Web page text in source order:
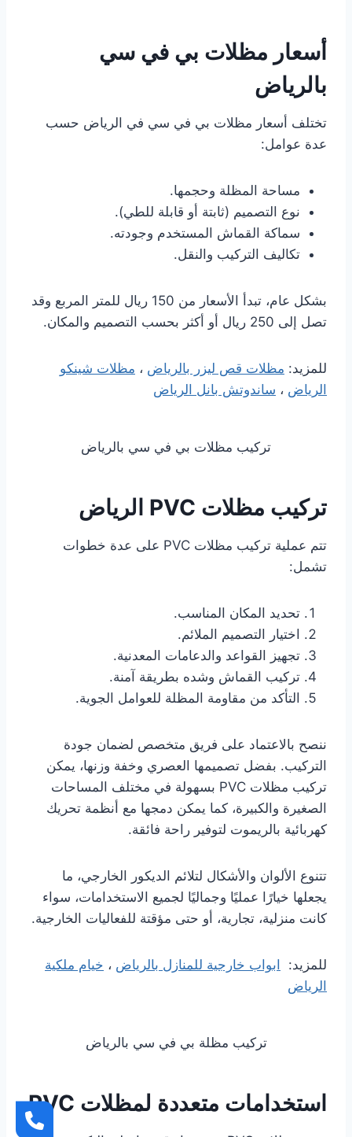
أسعار مظلات بي في سي
بالرياض
تختلف أسعار مظلات بي في سي في الرياض حسب
عدة عوامل:
مساحة المظلة وحجمها.
نوع التصميم (ثابتة أو قابلة للطي).
سماكة القماش المستخدم وجودته.
تكاليف التركيب والنقل.
بشكل عام، تبدأ الأسعار من 150 ريال للمتر المربع وقد
تصل إلى 250 ريال أو أكثر بحسب التصميم والمكان.
للمزيد: مظلات قص ليزر بالرياض ، مظلات شينكو
الرياض ، ساندوتش بانل الرياض
تركيب مظلات بي في سي بالرياض
تركيب مظلات PVC الرياض
تتم عملية تركيب مظلات PVC على عدة خطوات
تشمل:
تحديد المكان المناسب.
اختيار التصميم الملائم.
تجهيز القواعد والدعامات المعدنية.
تركيب القماش وشده بطريقة آمنة.
التأكد من مقاومة المظلة للعوامل الجوية.
ننصح بالاعتماد على فريق متخصص لضمان جودة
التركيب. بفضل تصميمها العصري وخفة وزنها، يمكن
تركيب مظلات PVC بسهولة في مختلف المساحات
الصغيرة والكبيرة، كما يمكن دمجها مع أنظمة تحريك
كهربائية بالريموت لتوفير راحة فائقة.
تتنوع الألوان والأشكال لتلائم الديكور الخارجي، ما
يجعلها خيارًا عمليًا وجماليًا لجميع الاستخدامات، سواء
كانت منزلية، تجارية، أو حتى مؤقتة للفعاليات الخارجية.
للمزيد: ابواب خارجية للمنازل بالرياض ، خيام ملكية
الرياض
تركيب مظلة بي في سي بالرياض
استخدامات متعددة لمظلات PVC